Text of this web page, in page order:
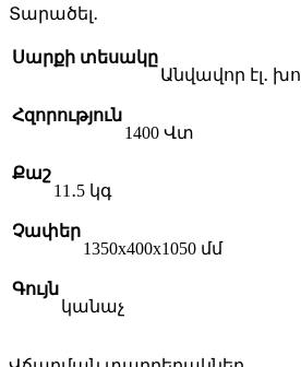
Rotak
34-
405
էլեկտրական
quantity
Տարածել․
Սարքի տեսակը
Անվավոր էլ․
Հզորություն
1400 Վտ
Քաշ
11․5 կգ
Չափեր
1350x400x1050 մմ
Գույն
կանաչ